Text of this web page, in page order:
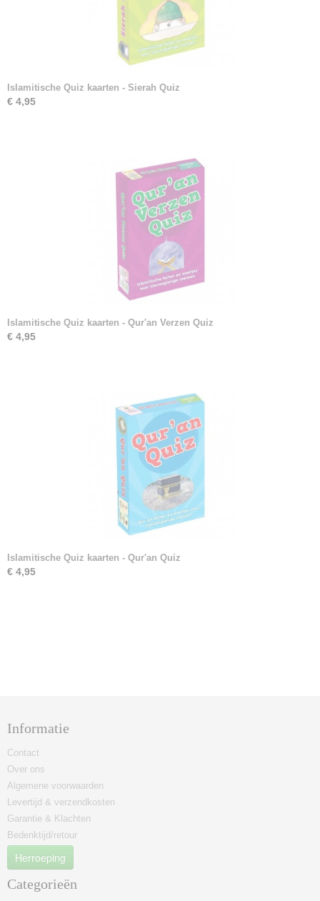
Islamitische Quiz kaarten - Sierah Quiz
€ 4,95
Islamitische Quiz kaarten - Qur'an Verzen Quiz
€ 4,95
Islamitische Quiz kaarten - Qur'an Quiz
€ 4,95
Informatie
Contact
Over ons
Algemene voorwaarden
Levertijd & verzendkosten
Garantie & Klachten
Bedenktijd/retour
Herroeping
Categorieën